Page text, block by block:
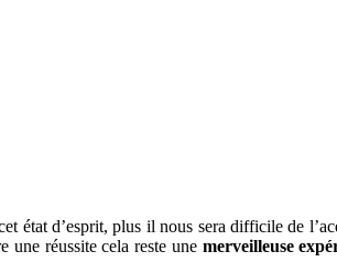
état d’esprit, plus il nous sera difficile de
une réussite cela reste une merveilleuse